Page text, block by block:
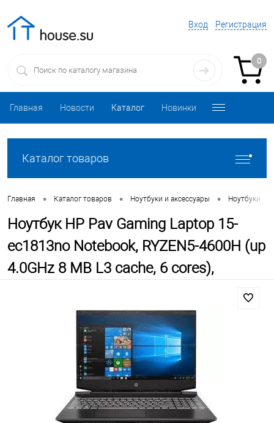
Вход Регистрация
0
Главная Новости Каталог Новинки
Каталог товаров
Главная • Каталог товаров • Ноутбуки и аксессуары • Ноутбуки
Ноутбук HP Pav Gaming Laptop 15-
ec1813no Notebook, RYZEN5-4600H (up
4.0GHz 8 MB L3 cache, 6 cores),